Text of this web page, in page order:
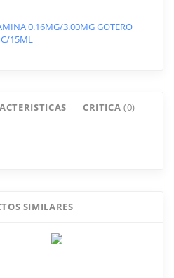
CRITICA(0)
SIMILARES